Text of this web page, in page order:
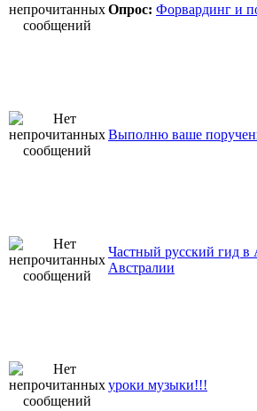
Опрос: Форвардинг и
Выполню ваше
Частный русский гид в
Австралии
уроки музыки!!!